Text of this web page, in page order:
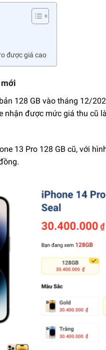
được giá cao
128 GB vào tháng 12/
nhận được mức giá thu cũ
13 Pro 128 GB cũ, với